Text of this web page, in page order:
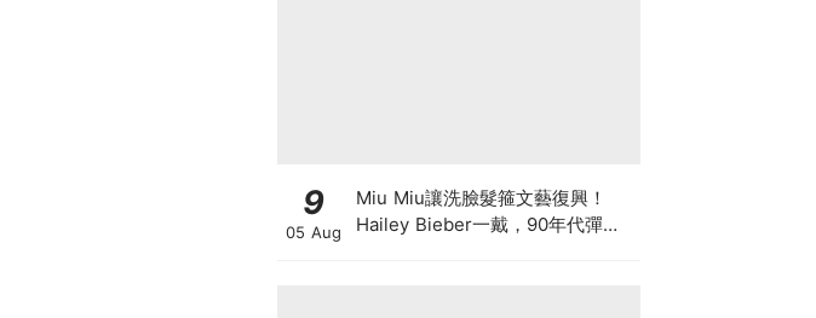
9
05 Aug
Miu Miu讓洗臉髮箍文藝復興！
Hailey Bieber一戴，90年代彈簧